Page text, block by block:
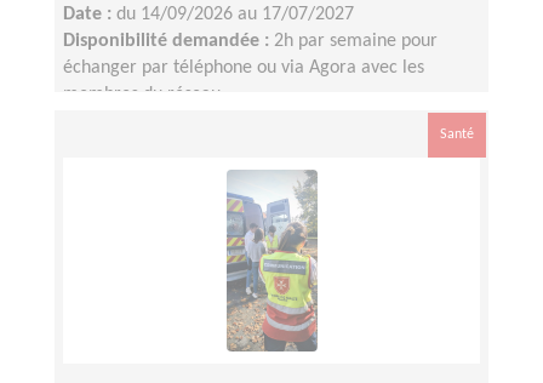
Date : du 14/09/2026 au 17/07/2027
Disponibilité demandée : 2h par semaine pour
échanger par téléphone ou via Agora avec les
membres du réseau
Santé